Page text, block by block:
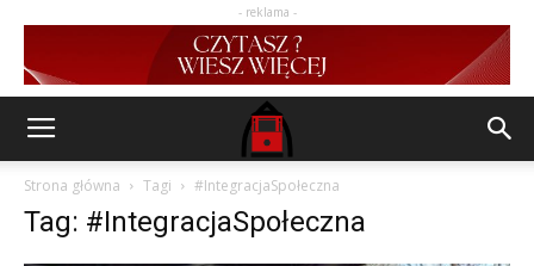
- reklama -
Strona główna Tagi #IntegracjaSpołeczna
Tag: #IntegracjaSpołeczna